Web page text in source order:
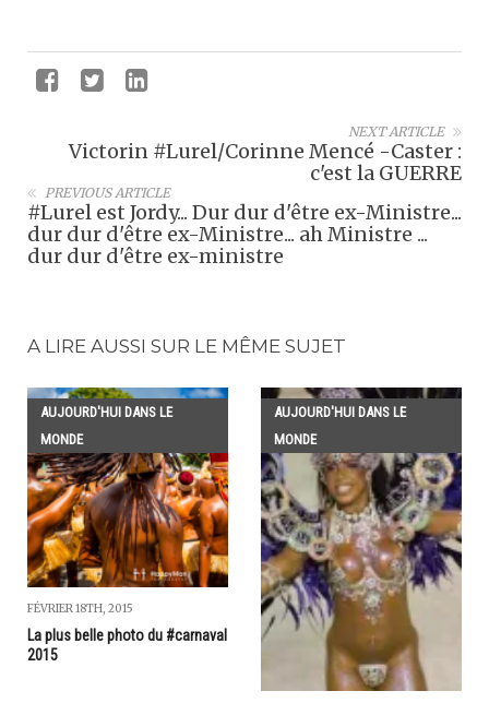
NEXT ARTICLE
Victorin #Lurel/Corinne Mencé -Caster :
c'est la GUERRE
PREVIOUS ARTICLE
#Lurel est Jordy... Dur dur d'être ex-Ministre...
dur dur d'être ex-Ministre... ah Ministre ...
dur dur d'être ex-ministre
A LIRE AUSSI SUR LE MÊME SUJET
AUJOURD'HUI DANS LE
MONDE
FÉVRIER 18TH, 2015
La plus belle photo du #carnaval
2015
AUJOURD'HUI DANS LE
MONDE